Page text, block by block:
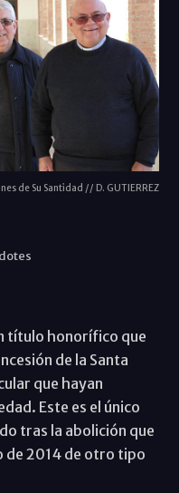
de Su Santidad // D. GUTIERREZ
título honorífico que
de la Santa
que hayan
Este es el único
tras la abolición que
de 2014 de otro tipo